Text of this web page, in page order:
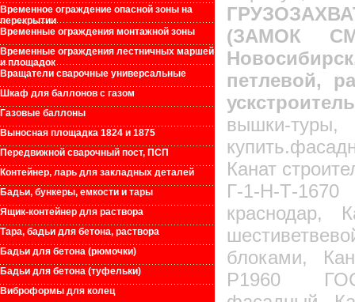
Временное ограждение опасной зоны на
перекрытии
Временные ограждения монтажной зоны
Временные ограждения лестничных маршей
и площадок
Вращатели сварочные универсальные
Шкаф для баллонов с газом
Газовые баллоны
Выносная площадка 1824 и 1875
Передвижной сварочный пост, ПСП
Контейнер, ларь для закладных деталей
Бадьи, бункеры, емкости и тары
Ящик-контейнер для раствора
Тара, бадьи для бетона, раствора
Бадьи для бетона (рюмочки)
Бадьи для бетона (туфельки)
Виброформы для колец
(ЗАМОК
петлевой,
вышки-
Канат
Г-1-Н-Т-
краснодар,
блоками,
Р1960